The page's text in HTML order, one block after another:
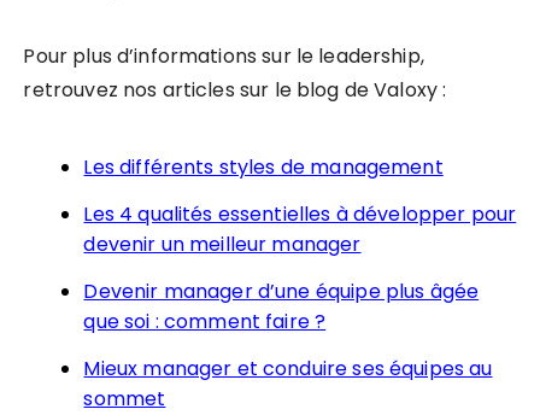
Pour plus d’informations sur le leadership,
retrouvez nos articles sur le blog de Valoxy :
Les différents styles de management
Les 4 qualités essentielles à développer pour
devenir un meilleur manager
Devenir manager d’une équipe plus âgée
que soi : comment faire ?
Mieux manager et conduire ses équipes au
sommet